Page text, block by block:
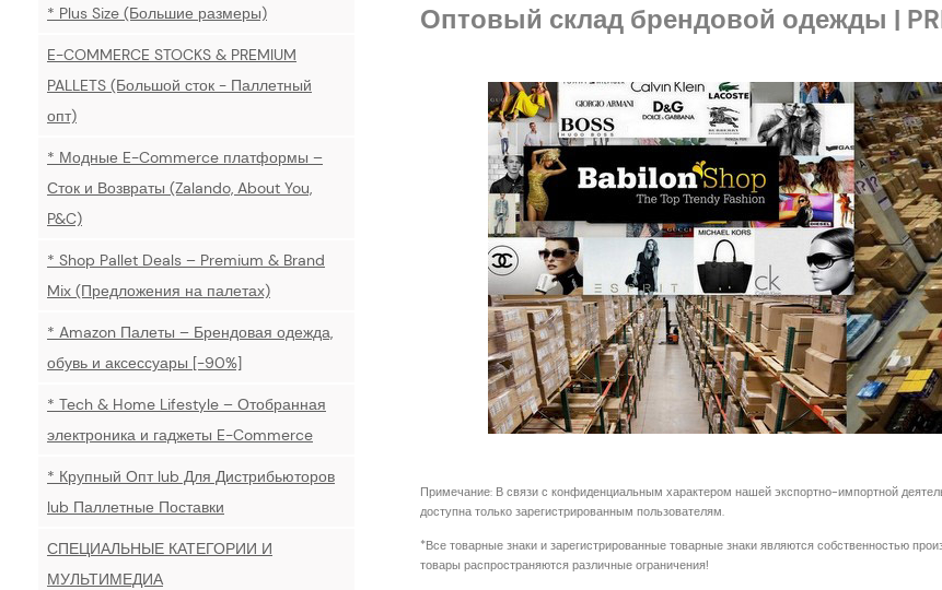
* Plus Size (Большие размеры)
E-COMMERCE STOCKS & PREMIUM
PALLETS (Большой сток - Паллетный
опт)
* Модные E-Commerce платформы –
Сток и Возвраты (Zalando, About You,
P&C)
* Shop Pallet Deals – Premium & Brand
Mix (Предложения на палетах)
* Amazon Палеты – Брендовая одежда,
обувь и аксессуары [-90%]
* Tech & Home Lifestyle – Отобранная
электроника и гаджеты E-Commerce
* Крупный Опт lub Для Дистрибьюторов
lub Паллетные Поставки
СПЕЦИАЛЬНЫЕ КАТЕГОРИИ И
МУЛЬТИМЕДИА
Оптовый склад брендовой одежды |
Примечание: В связи с конфиденциальным характером нашей экспортно-импортной
доступна только зарегистрированным пользователям.
*Все товарные знаки и зарегистрированные товарные знаки являются собственностью
товары распространяются различные ограничения!